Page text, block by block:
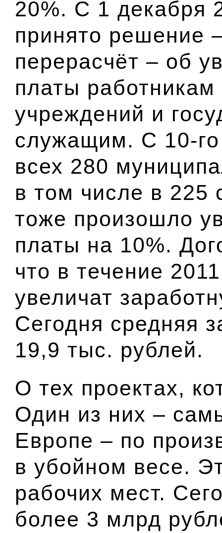
20%. С 1 декабря
принято решение
перерасчёт – об
платы
учреждений и
служащим. С 10-го
всех 280
в том числе в 225
тоже произошло
платы на 10%.
что в течение
увеличат
Сегодня средняя
19,9 тыс. рублей.
О тех проектах,
Один из них –
Европе – по
в убойном весе.
рабочих мест.
более 3 млрд